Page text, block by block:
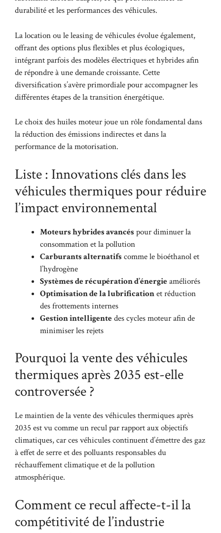
durabilité et les performances des véhicules.
La location ou le leasing de véhicules évolue également,
offrant des options plus flexibles et plus écologiques,
intégrant parfois des modèles électriques et hybrides afin
de répondre à une demande croissante. Cette
diversification s’avère primordiale pour accompagner les
différentes étapes de la transition énergétique.
Le choix des huiles moteurjoue un rôle fondamental dans
la réduction des émissions indirectes et dans la
performance de la motorisation.
Liste : Innovations clés dans les
véhicules thermiques pour réduire
l’impact environnemental
Moteurs hybrides avancés pour diminuer la
consommation et la pollution
Carburants alternatifs comme le bioéthanol et
l’hydrogène
Systèmes de récupération d’énergieaméliorés
Optimisation de la lubrificationet réduction
des frottements internes
Gestion intelligentedes cycles moteur afin de
minimiser les rejets
Pourquoi la vente des véhicules
thermiques après 2035 est-elle
controversée ?
Le maintien de la vente des véhicules thermiques après
2035 est vu comme un recul par rapport aux objectifs
climatiques, car ces véhicules continuent d’émettre des gaz
à effet de serre et des polluants responsables du
réchauffement climatique et de la pollution
atmosphérique.
Comment ce recul affecte-t-il la
compétitivité de l’industrie